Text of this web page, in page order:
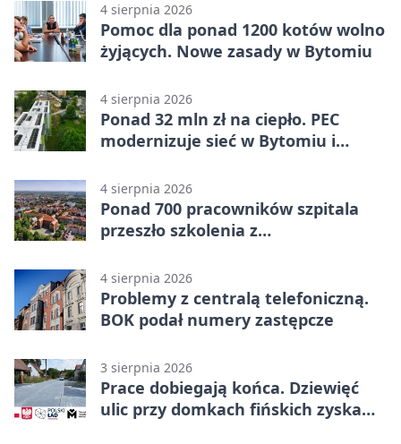
4 sierpnia 2026
Pomoc dla ponad 1200 kotów wolno
żyjących. Nowe zasady w Bytomiu
4 sierpnia 2026
Ponad 32 mln zł na ciepło. PEC
modernizuje sieć w Bytomiu i
4 sierpnia 2026
Ponad 700 pracowników szpitala
przeszło szkolenia z
4 sierpnia 2026
Problemy z centralą telefoniczną.
BOK podał numery zastępcze
3 sierpnia 2026
Prace dobiegają końca. Dziewięć
ulic przy domkach fińskich zyska